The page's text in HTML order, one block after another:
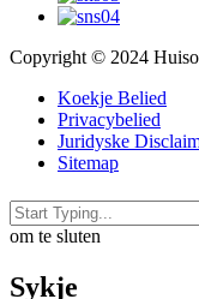
Copyright © 2024
Koekje Belied
Privacybelied
Juridyske
Sitemap
om te sluten
Sykje